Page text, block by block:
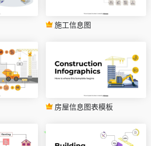
施工信息图
房屋信息图表模板